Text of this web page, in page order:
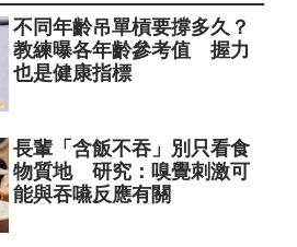
不同年齡吊單槓要撐多久？
教練曝各年齡參考值 握力
也是健康指標
長輩「含飯不吞」別只看食
物質地 研究：嗅覺刺激可
能與吞嚥反應有關